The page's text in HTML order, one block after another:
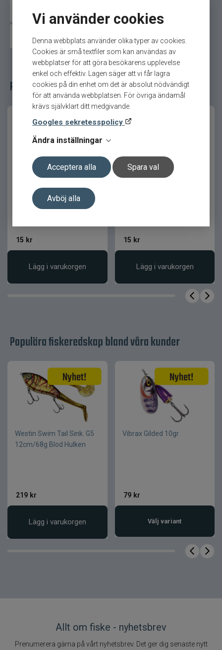
Vi använder cookies
Denna webbplats använder olika typer av cookies.
Cookies är små textfiler som kan användas av
webbplatser för att göra besökarens upplevelse
enkel och effektiv. Lagen säger att vi får lagra
cookies på din enhet om det är absolut nödvändigt
för att använda webbplatsen. För övriga ändamål
krävs självklart ditt medgivande.
Googles sekretesspolicy
Ändra inställningar
Acceptera alla Spara val
Avböj alla
För smart predatorfiske
Mooch Minnow är utvecklad för att ge en så
naturlig presentation som möjligt, särskilt i
situationer där fisken är selektiv och granskar
betet noggrant.
Det fungerar lika bra för enkel riggning som för
mer avancerade tekniker där du vill finjustera
presentationen.
Produktfördelar
Extremt mångsidigt bete
Slimmad och naturlig profil
Subtil rörelse även vid låg hastighet
Slitstarkt och elastiskt material
Produktfakta
Övriga jiggar
Relaterade fiskeredskap för ditt fiske
Zeel 120 12cm UV Ayu
15 kr
Lägg i varukorgen
Zeel 120 12cm UFO
15 kr
Lägg i varukorgen
Populära fiskeredskap bland våra kunder
Westin Swim Tail Sink. G5
12cm/68g Blod Hulken
219 kr
Lägg i varukorgen
Vibrax Gilded 10gr
79 kr
Välj variant
Allt om fiske - nyhetsbrev
Prenumerera gärna på vårt nyhetsbrev. Det ger dig senaste nytt